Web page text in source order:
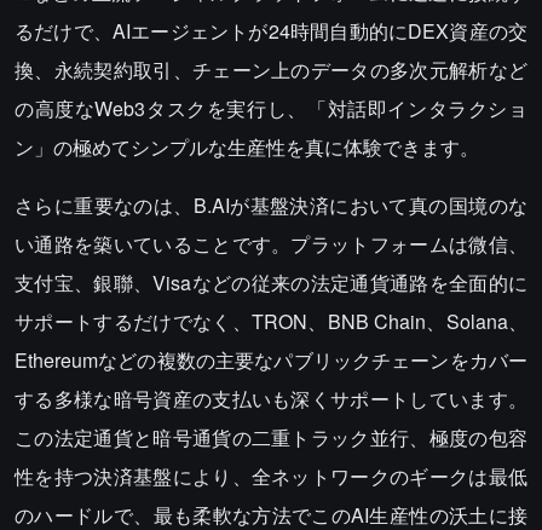
るだけで、AIエージェントが24時間自動的にDEX資産の交
換、永続契約取引、チェーン上のデータの多次元解析など
の高度なWeb3タスクを実行し、「対話即インタラクショ
ン」の極めてシンプルな生産性を真に体験できます。
さらに重要なのは、B.AIが基盤決済において真の国境のな
い通路を築いていることです。プラットフォームは微信、
支付宝、銀聯、Visaなどの従来の法定通貨通路を全面的に
サポートするだけでなく、TRON、BNB Chain、Solana、
Ethereumなどの複数の主要なパブリックチェーンをカバー
する多様な暗号資産の支払いも深くサポートしています。
この法定通貨と暗号通貨の二重トラック並行、極度の包容
性を持つ決済基盤により、全ネットワークのギークは最低
のハードルで、最も柔軟な方法でこのAI生産性の沃土に接